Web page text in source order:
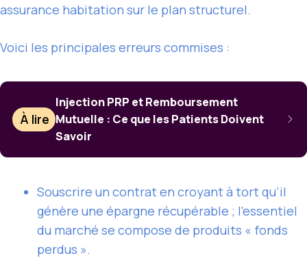
assurance habitation sur le plan structurel.
Voici les principales erreurs commises :
À lire
Injection PRP et Remboursement
Mutuelle : Ce que les Patients Doivent
Savoir
Souscrire un contrat en croyant à tort qu’il
génère une épargne récupérable ; l’essentiel
du marché se compose de produits « fonds
perdus ».